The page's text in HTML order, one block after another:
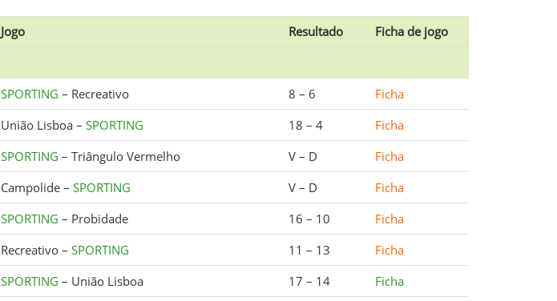
Jogo Resultado
Ficha de jogo
SPORTING – Recreativo 8 – 6
Ficha
União Lisboa –SPORTING 18 – 4
Ficha
SPORTING – Triângulo Vermelho V – D
Ficha
Campolide –SPORTING V – D
Ficha
SPORTING – Probidade 16 – 10
Ficha
Recreativo –SPORTING 11 – 13
Ficha
SPORTING – União Lisboa 17 – 14
Ficha